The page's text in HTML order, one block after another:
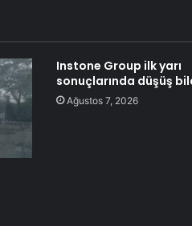
Instone Group ilk yarı
sonuçlarında düşüş
Ağustos 7, 2026